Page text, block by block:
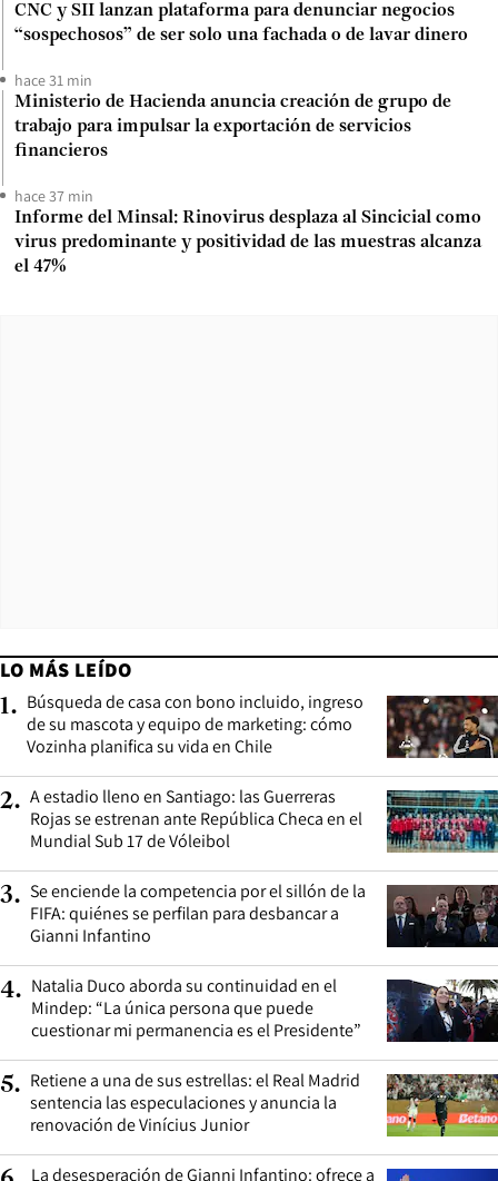
CNC y SII lanzan plataforma para denunciar negocios
“sospechosos” de ser solo una fachada o de lavar dinero
hace 31 min
Ministerio de Hacienda anuncia creación de grupo de
trabajo para impulsar la exportación de servicios
financieros
hace 37 min
Informe del Minsal: Rinovirus desplaza al Sincicial como
virus predominante y positividad de las muestras alcanza
el 47%
LO MÁS LEÍDO
1. Búsqueda de casa con bono incluido, ingreso
de su mascota y equipo de marketing: cómo
Vozinha planifica su vida en Chile
2. A estadio lleno en Santiago: las Guerreras
Rojas se estrenan ante República Checa en el
Mundial Sub 17 de Vóleibol
3. Se enciende la competencia por el sillón de la
FIFA: quiénes se perfilan para desbancar a
Gianni Infantino
4. Natalia Duco aborda su continuidad en el
Mindep: “La única persona que puede
cuestionar mi permanencia es el Presidente”
5. Retiene a una de sus estrellas: el Real Madrid
sentencia las especulaciones y anuncia la
renovación de Vinícius Junior
La desesperación de Gianni Infantino: ofrece a